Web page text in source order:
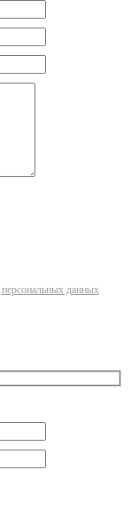
персональных данных